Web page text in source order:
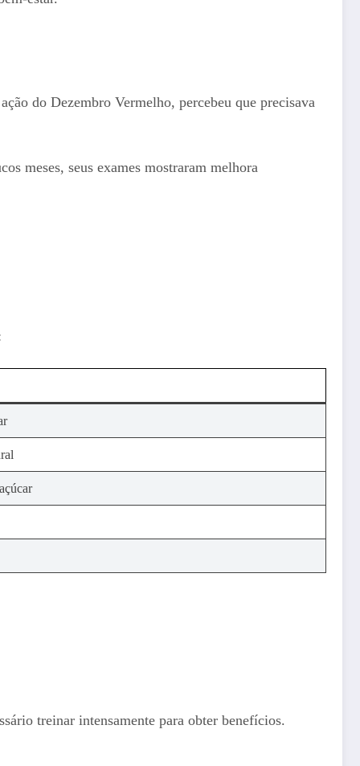
do Dezembro Vermelho, percebeu que precisava
meses, seus exames mostraram melhora
treinar intensamente para obter benefícios.